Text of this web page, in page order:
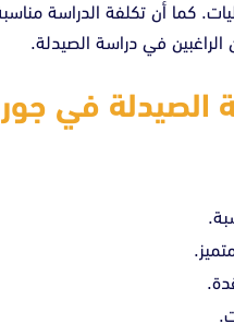
كما أن تكلفة الدراسة
في دراسة الصيدلة.
الصيدلة في